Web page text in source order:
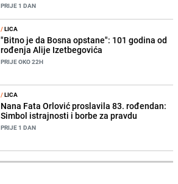
PRIJE 1 DAN
/LICA
"Bitno je da Bosna opstane": 101 godina od
rođenja Alije Izetbegovića
PRIJE OKO 22H
/LICA
Nana Fata Orlović proslavila 83. rođendan:
Simbol istrajnosti i borbe za pravdu
PRIJE 1 DAN